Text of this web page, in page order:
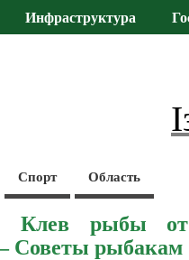
Инфраструктура
Спорт Область
Клев рыбы от
Советы рыбакам